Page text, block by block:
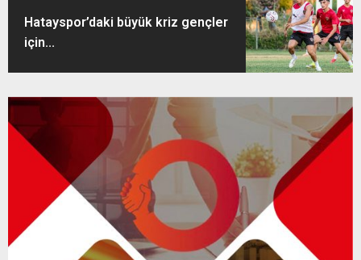
Hatayspor’daki büyük kriz gençler
için...